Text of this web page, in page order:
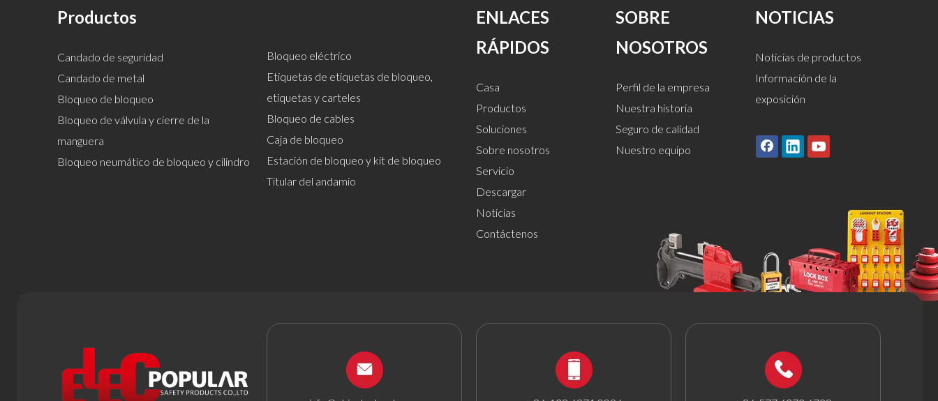
Productos
Candado de seguridad
Candado de metal
Bloqueo de bloqueo
Bloqueo de válvula y cierre de la
manguera
Bloqueo neumático de bloqueo y cilindro
Bloqueo eléctrico
Etiquetas de etiquetas de bloqueo,
etiquetas y carteles
Bloqueo de cables
Caja de bloqueo
Estación de bloqueo y kit de bloqueo
Titular del andamio
ENLACES
RÁPIDOS
Casa
Productos
Soluciones
Sobre nosotros
Servicio
Descargar
Noticias
Contáctenos
SOBRE
NOSOTROS
Perfil de la empresa
Nuestra historia
Seguro de calidad
Nuestro equipo
NOTICIAS
Noticias de productos
Información de la
exposición